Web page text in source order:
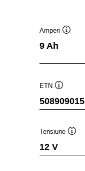
Amperi
9 Ah
ETN
508909015
Tensiune
12 V